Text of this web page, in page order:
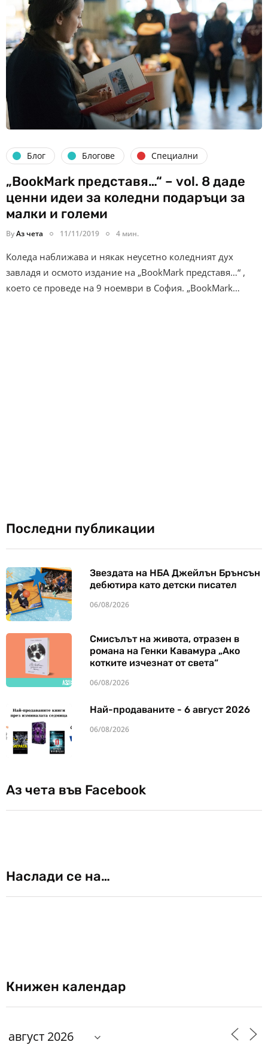
Блог Блогове Специални
„BookMark представя…“ – vol. 8 даде
ценни идеи за коледни подаръци за
малки и големи
ByАз чета 11/11/2019 4 мин.
Коледа наближава и някак неусетно коледният дух
завладя и осмото издание на „BookMark представя…“ ,
което се проведе на 9 ноември в София. „BookMark…
Последни публикации
Звездата на НБА Джейлън Брънсън
дебютира като детски писател
06/08/2026
Смисълът на живота, отразен в
романа на Генки Кавамура „Ако
котките изчезнат от света“
06/08/2026
Най-продаваните - 6 август 2026
06/08/2026
Аз чета във Facebook
Наслади се на…
Книжен календар